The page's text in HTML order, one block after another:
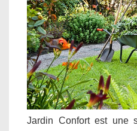
Jardin Confort est une